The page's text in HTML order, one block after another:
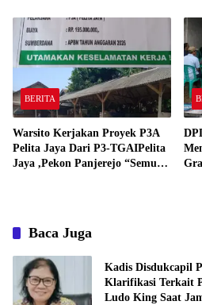
Gadingrejo Tahun 2000″
BERITA
Warsito Kerjakan Proyek P3A
Pelita Jaya Dari P3-TGAIPelita
Jaya ,Pekon Panjerejo “Semua
Baca Juga
Kadis Disdukcapil
Klarifikasi Terkait
Ludo King Saat